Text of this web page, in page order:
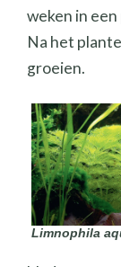
weken in
Na het
groeien.
Limnophila